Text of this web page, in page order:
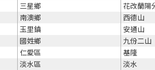
三星鄉
花改蘭陽
南澳鄉
西德山
玉里鎮
安通山
國姓鄉
九份二山
仁愛區
基隆
淡水區
淡水